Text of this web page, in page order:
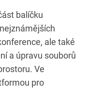
balíčku
ale také
a úpravu souborů
Ve
pro